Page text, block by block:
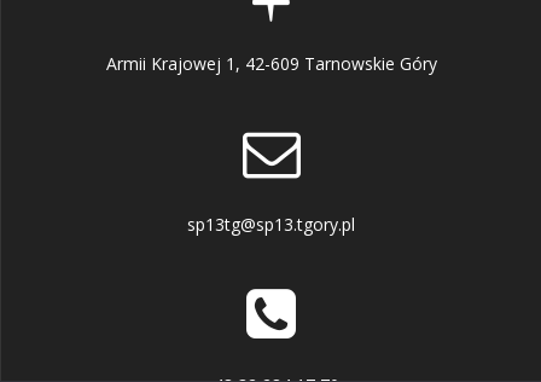
Armii Krajowej 1, 42-609 Tarnowskie Góry
sp13tg@sp13.tgory.pl